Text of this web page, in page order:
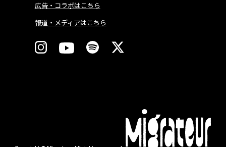
広告・コラボはこちら
報道・メディアはこちら